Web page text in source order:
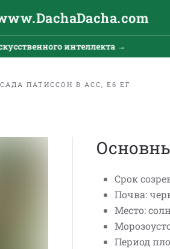
интеллекта →
ПАТИССОН В АСС, Е6 ЕГ
Срок
Почва:
Место:
Период